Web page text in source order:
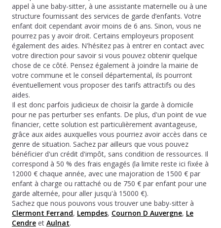
appel à une baby-sitter, à une assistante maternelle ou à une
structure fournissant des services de garde d’enfants. Votre
enfant doit cependant avoir moins de 6 ans. Sinon, vous ne
pourrez pas y avoir droit. Certains employeurs proposent
également des aides. N'hésitez pas à entrer en contact avec
votre direction pour savoir si vous pouvez obtenir quelque
chose de ce côté. Pensez également à joindre la mairie de
votre commune et le conseil départemental, ils pourront
éventuellement vous proposer des tarifs attractifs ou des
aides.
Il est donc parfois judicieux de choisir la garde à domicile
pour ne pas perturber ses enfants. De plus, d'un point de vue
financier, cette solution est particulièrement avantageuse,
grâce aux aides auxquelles vous pourriez avoir accès dans ce
genre de situation. Sachez par ailleurs que vous pouvez
bénéficier d'un crédit d'impôt, sans condition de ressources. Il
correspond à 50 % des frais engagés (la limite reste ici fixée à
12000 € chaque année, avec une majoration de 1500 € par
enfant à charge ou rattaché ou de 750 € par enfant pour une
garde alternée, pour aller jusqu'à 15000 €).
Sachez que nous pouvons vous trouver une baby-sitter à
Clermont Ferrand, Lempdes, Cournon D Auvergne, Le
Cendre et Aulnat.